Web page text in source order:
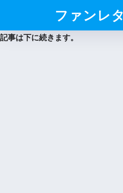
ファンレ
記事は下に続きます。